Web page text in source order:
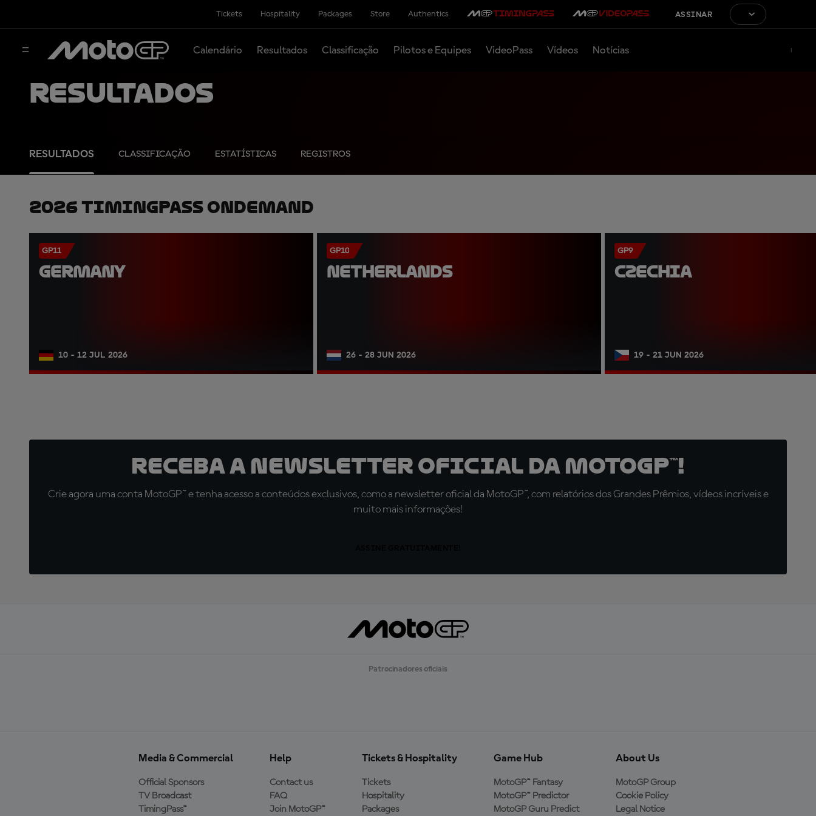
Tickets Hospitality Packages Store Authentics ASSINAR
Calendário Resultados Classificação Pilotos e Equipes VideoPass Vídeos Notícias
Resultados
RESULTADOS CLASSIFICAÇÃO ESTATÍSTICAS REGISTROS
2026 TimingPass OnDemand
GP11
GERMANY
10 - 12 JUL 2026
GP10
NETHERLANDS
26 - 28 JUN 2026
GP9
CZECHIA
19 - 21 JUN 2026
Receba a newsletter oficial da MotoGP™!
Crie agora uma conta MotoGP™ e tenha acesso a conteúdos exclusivos, como a newsletter oficial da MotoGP™, com relatórios dos Grandes Prêmios, vídeos incríveis e
muito mais informações!
Patrocinadores oficiais
Media & Commercial
Official Sponsors
TV Broadcast
TimingPass™
Help
Contact us
FAQ
Join MotoGP™
Tickets & Hospitality
Tickets
Hospitality
Packages
Game Hub
MotoGP™ Fantasy
MotoGP™ Predictor
MotoGP Guru Predict
About Us
MotoGP Group
Cookie Policy
Legal Notice